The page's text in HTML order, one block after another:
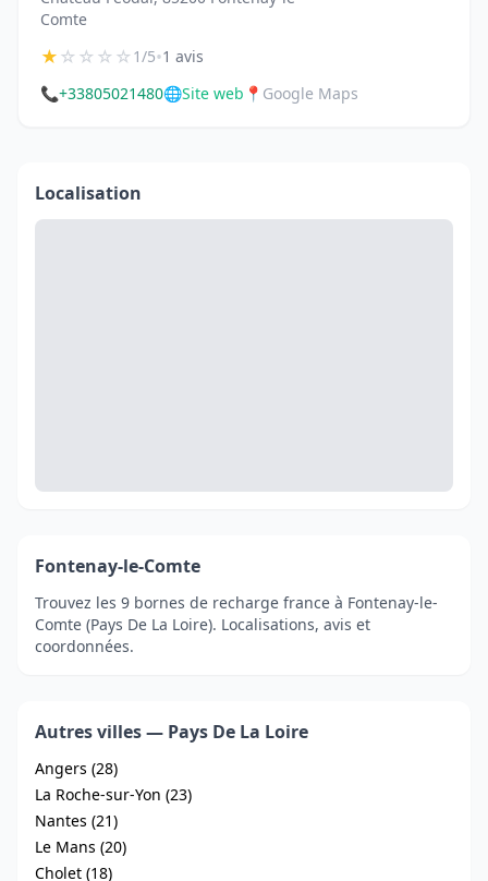
Comte
★☆☆☆☆1/5•1 avis
📞+33805021480🌐Site web 📍 Google Maps
Localisation
Fontenay-le-Comte
Trouvez les 9 bornes de recharge france à Fontenay-le-
Comte (Pays De La Loire). Localisations, avis et
coordonnées.
Autres villes — Pays De La Loire
Angers (28)
La Roche-sur-Yon (23)
Nantes (21)
Le Mans (20)
Cholet (18)